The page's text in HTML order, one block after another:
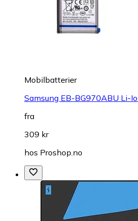
Mobilbatterier
Samsung EB-BG970ABU Li-
fra
309 kr
hos Proshop.no